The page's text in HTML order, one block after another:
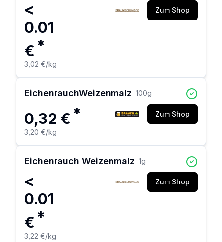
<
0.01
€ *
3,02 €/kg
Zum Shop
EichenrauchWeizenmalz 100g
0,32 € *
3,20 €/kg
Zum Shop
Eichenrauch Weizenmalz 1g
<
0.01
€ *
3,22 €/kg
Zum Shop